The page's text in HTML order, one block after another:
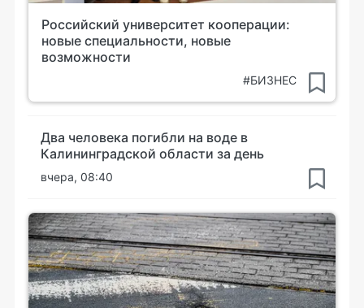
Российский университет кооперации:
новые специальности, новые
возможности
#БИЗНЕС
Два человека погибли на воде в
Калининградской области за день
вчера, 08:40